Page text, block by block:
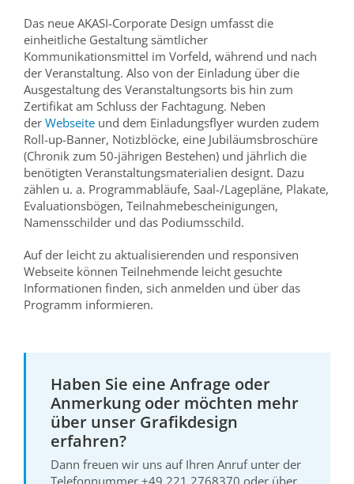
Das neue AKASI-Corporate Design umfasst die
einheitliche Gestaltung sämtlicher
Kommunikationsmittel im Vorfeld, während und nach
der Veranstaltung. Also von der Einladung über die
Ausgestaltung des Veranstaltungsorts bis hin zum
Zertifikat am Schluss der Fachtagung. Neben
der Webseiteund dem Einladungsflyer wurden zudem
Roll-up-Banner, Notizblöcke, eine Jubiläumsbroschüre
(Chronik zum 50-jährigen Bestehen) und jährlich die
benötigten Veranstaltungsmaterialien designt. Dazu
zählen u. a. Programmabläufe, Saal-/Lagepläne, Plakate,
Evaluationsbögen, Teilnahmebescheinigungen,
Namensschilder und das Podiumsschild.
Auf der leicht zu aktualisierenden und responsiven
Webseite können Teilnehmende leicht gesuchte
Informationen finden, sich anmelden und über das
Programm informieren.
Haben Sie eine Anfrage oder
Anmerkung oder möchten mehr
über unser Grafikdesign
erfahren?
Dann freuen wir uns auf Ihren Anruf unter der
Telefonnummer +49 221 2768370 oder über